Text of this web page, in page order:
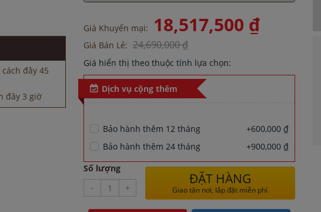
15 phút
đây 45
giờ
Giá Khuyến mại: 18,517,500 ₫
Giá Bán Lẻ: 24,690,000 ₫
Giá hiển thị theo thuộc tính lựa chọn:
Dịch vụ cộng thêm
Bảo hành thêm 12 tháng
+600,000 ₫
Bảo hành thêm 24 tháng
+900,000 ₫
Số lượng
-
+
ĐẶT HÀNG
Giao tận nơi, lắp đặt miễn phí